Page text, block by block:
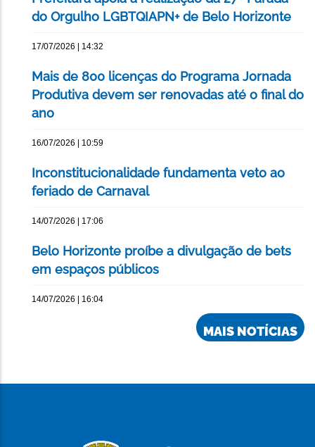
do Orgulho LGBTQIAPN+ de Belo Horizonte
17/07/2026 | 14:32
Mais de 800 licenças do Programa Jornada
Produtiva devem ser renovadas até o final do
ano
16/07/2026 | 10:59
Inconstitucionalidade fundamenta veto ao
feriado de Carnaval
14/07/2026 | 17:06
Belo Horizonte proíbe a divulgação de bets
em espaços públicos
14/07/2026 | 16:04
MAIS NOTÍCIAS